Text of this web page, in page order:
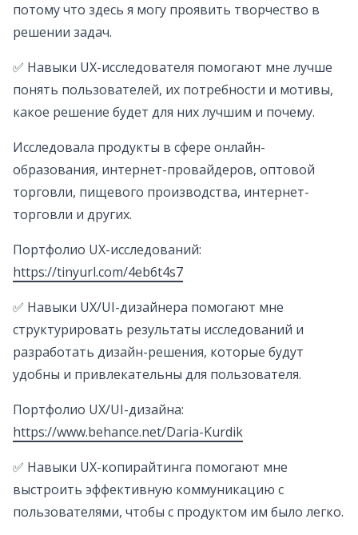
потому что здесь я могу проявить творчество в
решении задач.
✅ Навыки UX-исследователя помогают мне лучше
понять пользователей, их потребности и мотивы,
какое решение будет для них лучшим и почему.
Исследовала продукты в сфере онлайн-
образования, интернет-провайдеров, оптовой
торговли, пищевого производства, интернет-
торговли и других.
Портфолио UX-исследований:
https://tinyurl.com/4eb6t4s7
✅ Навыки UX/UI-дизайнера помогают мне
структурировать результаты исследований и
разработать дизайн-решения, которые будут
удобны и привлекательны для пользователя.
Портфолио UX/UI-дизайна:
https://www.behance.net/Daria-Kurdik
✅ Навыки UX-копирайтинга помогают мне
выстроить эффективную коммуникацию с
пользователями, чтобы с продуктом им было легко.